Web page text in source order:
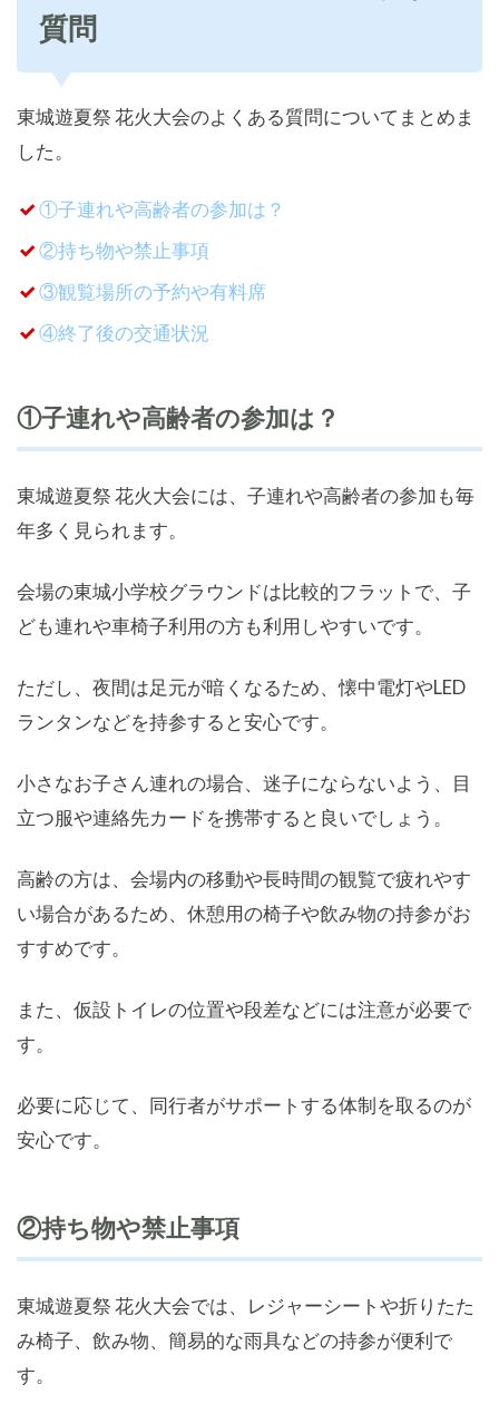
質問
東城遊夏祭 花火大会のよくある質問についてまとめま
した。
①子連れや高齢者の参加は？
②持ち物や禁止事項
③観覧場所の予約や有料席
④終了後の交通状況
①子連れや高齢者の参加は？
東城遊夏祭 花火大会には、子連れや高齢者の参加も毎
年多く見られます。
会場の東城小学校グラウンドは比較的フラットで、子
ども連れや車椅子利用の方も利用しやすいです。
ただし、夜間は足元が暗くなるため、懐中電灯やLED
ランタンなどを持参すると安心です。
小さなお子さん連れの場合、迷子にならないよう、目
立つ服や連絡先カードを携帯すると良いでしょう。
高齢の方は、会場内の移動や長時間の観覧で疲れやす
い場合があるため、休憩用の椅子や飲み物の持参がお
すすめです。
また、仮設トイレの位置や段差などには注意が必要で
す。
必要に応じて、同行者がサポートする体制を取るのが
安心です。
②持ち物や禁止事項
東城遊夏祭 花火大会では、レジャーシートや折りたた
み椅子、飲み物、簡易的な雨具などの持参が便利で
す。